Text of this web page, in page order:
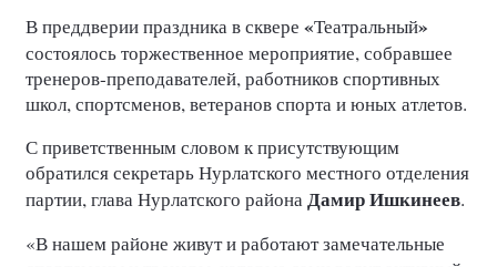
В преддверии праздника в сквере «Театральный»
состоялось торжественное мероприятие, собравшее
тренеров-преподавателей, работников спортивных
школ, спортсменов, ветеранов спорта и юных атлетов.
С приветственным словом к присутствующим
обратился секретарь Нурлатского местного отделения
партии, глава Нурлатского района Дамир Ишкинеев.
«В нашем районе живут и работают замечательные